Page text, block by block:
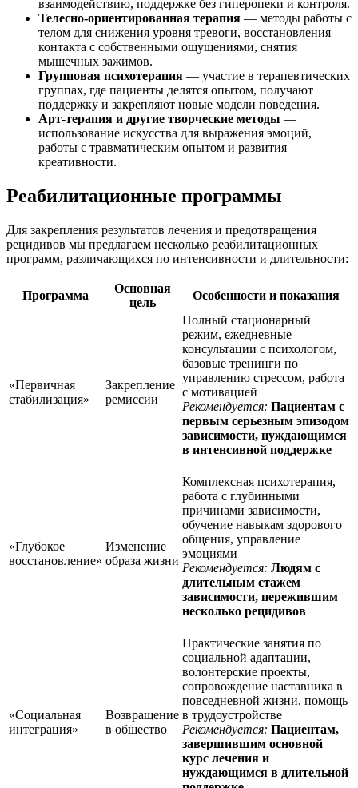
взаимодействию, поддержке без гиперопеки и контроля.
Телесно-ориентированная терапия — методы работы с
телом для снижения уровня тревоги, восстановления
контакта с собственными ощущениями, снятия
мышечных зажимов.
Групповая психотерапия — участие в терапевтических
группах, где пациенты делятся опытом, получают
поддержку и закрепляют новые модели поведения.
Арт-терапия и другие творческие методы —
использование искусства для выражения эмоций,
работы с травматическим опытом и развития
креативности.
Реабилитационные программы
Для закрепления результатов лечения и предотвращения
рецидивов мы предлагаем несколько реабилитационных
программ, различающихся по интенсивности и длительности:
Программа
Основная
цель
Особенности и показания
«Первичная
стабилизация»
Закрепление
ремиссии
Полный стационарный
режим, ежедневные
консультации с психологом,
базовые тренинги по
управлению стрессом, работа
с мотивацией
Рекомендуется: Пациентам с
первым серьезным эпизодом
зависимости, нуждающимся
в интенсивной поддержке
«Глубокое
восстановление»
Изменение
образа жизни
Комплексная психотерапия,
работа с глубинными
причинами зависимости,
обучение навыкам здорового
общения, управление
эмоциями
Рекомендуется: Людям с
длительным стажем
зависимости, пережившим
несколько рецидивов
«Социальная
интеграция»
Возвращение
в общество
Практические занятия по
социальной адаптации,
волонтерские проекты,
сопровождение наставника в
повседневной жизни, помощь
в трудоустройстве
Рекомендуется: Пациентам,
завершившим основной
курс лечения и
нуждающимся в длительной